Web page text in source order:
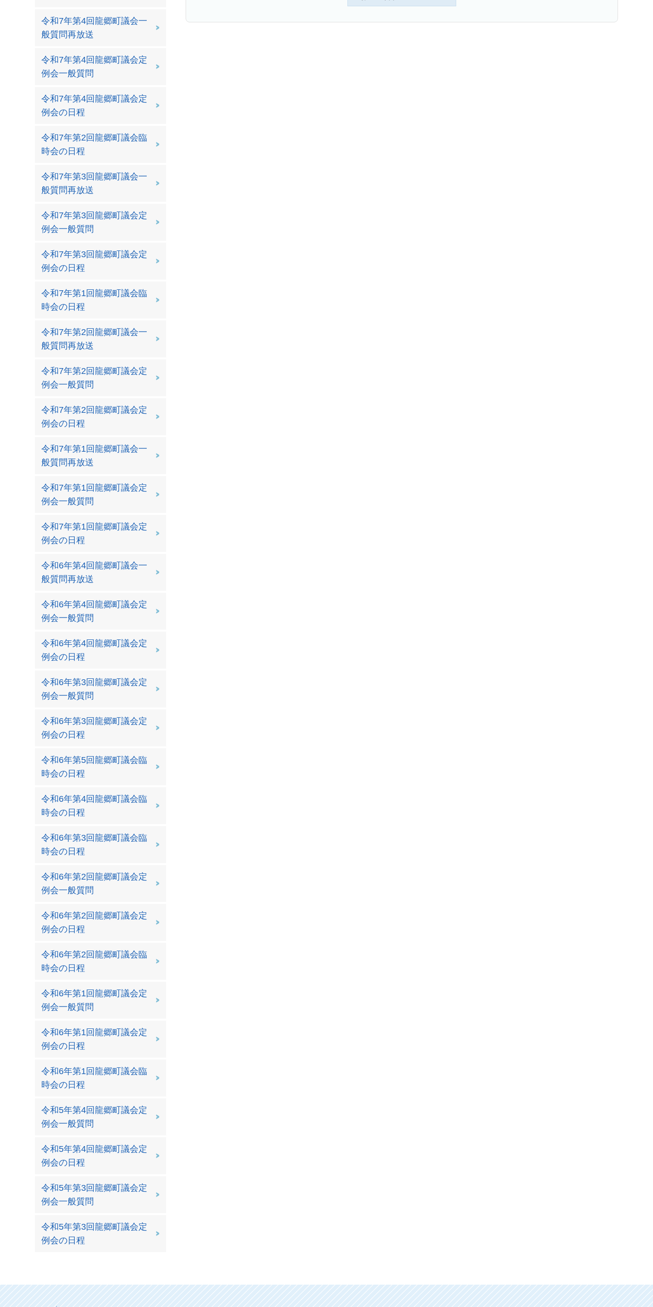
令和7年第4回龍郷町議会一
般質問再放送
令和7年第4回龍郷町議会定
例会一般質問
令和7年第4回龍郷町議会定
例会の日程
令和7年第2回龍郷町議会臨
時会の日程
令和7年第3回龍郷町議会一
般質問再放送
令和7年第3回龍郷町議会定
例会一般質問
令和7年第3回龍郷町議会定
例会の日程
令和7年第1回龍郷町議会臨
時会の日程
令和7年第2回龍郷町議会一
般質問再放送
令和7年第2回龍郷町議会定
例会一般質問
令和7年第2回龍郷町議会定
例会の日程
令和7年第1回龍郷町議会一
般質問再放送
令和7年第1回龍郷町議会定
例会一般質問
令和7年第1回龍郷町議会定
例会の日程
令和6年第4回龍郷町議会一
般質問再放送
令和6年第4回龍郷町議会定
例会一般質問
令和6年第4回龍郷町議会定
例会の日程
令和6年第3回龍郷町議会定
例会一般質問
令和6年第3回龍郷町議会定
例会の日程
令和6年第5回龍郷町議会臨
時会の日程
令和6年第4回龍郷町議会臨
時会の日程
令和6年第3回龍郷町議会臨
時会の日程
令和6年第2回龍郷町議会定
例会一般質問
令和6年第2回龍郷町議会定
例会の日程
令和6年第2回龍郷町議会臨
時会の日程
令和6年第1回龍郷町議会定
例会一般質問
令和6年第1回龍郷町議会定
例会の日程
令和6年第1回龍郷町議会臨
時会の日程
令和5年第4回龍郷町議会定
例会一般質問
令和5年第4回龍郷町議会定
例会の日程
令和5年第3回龍郷町議会定
例会一般質問
令和5年第3回龍郷町議会定
例会の日程